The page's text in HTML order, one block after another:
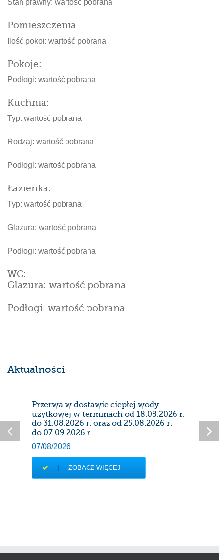
Stan prawny: wartość pobrana
Pomieszczenia
Ilość pokoi: wartość pobrana
Pokoje:
Podłogi: wartość pobrana
Kuchnia:
Typ: wartość pobrana
Rodzaj: wartość pobrana
Podłogi: wartość pobrana
Łazienka:
Typ: wartość pobrana
Glazura: wartość pobrana
Podłogi: wartość pobrana
WC:
Glazura: wartość pobrana
Podłogi: wartość pobrana
Aktualności
Przerwa w dostawie ciepłej wody
użytkowej w terminach od 18.08.2026 r.
do 31.08.2026 r. oraz od 25.08.2026 r.
do 07.09.2026 r.
07/08/2026
ZOBACZ WIĘCEJ